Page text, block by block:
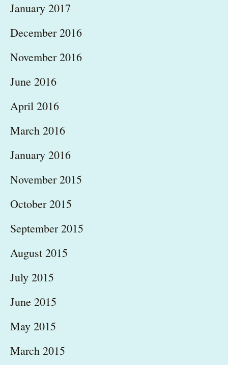
January 2017
December 2016
November 2016
June 2016
April 2016
March 2016
January 2016
November 2015
October 2015
September 2015
August 2015
July 2015
June 2015
May 2015
March 2015